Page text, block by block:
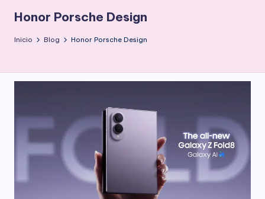
Honor Porsche Design
Inicio Blog Honor Porsche Design